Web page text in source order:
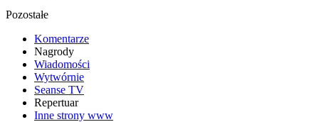
Pozostałe
Komentarze
Nagrody
Wiadomości
Wytwórnie
Seanse TV
Repertuar
Inne strony www